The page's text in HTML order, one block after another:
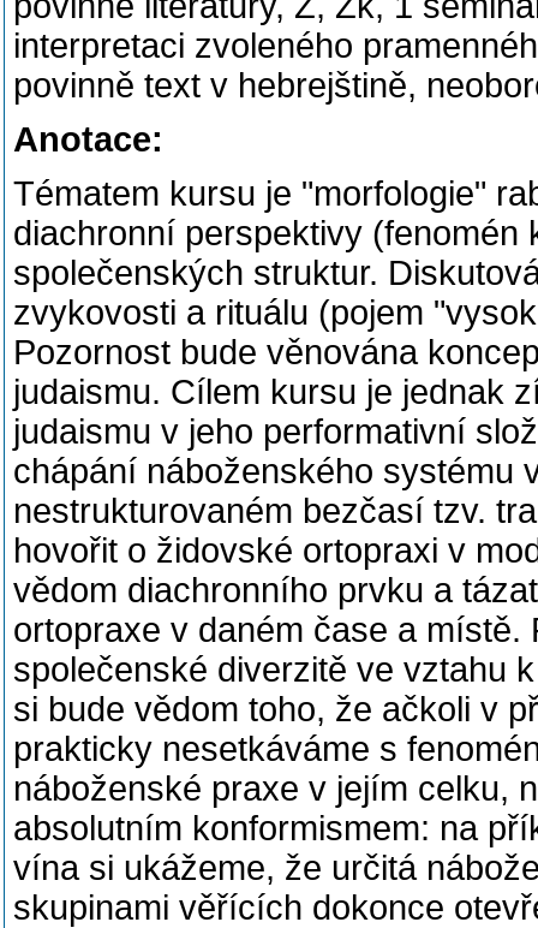
interpretaci zvoleného
povinně text v hebrejštině,
Anotace:
Tématem kursu je "morfologie"
diachronní perspektivy
společenských struktur.
zvykovosti a rituálu (pojem
Pozornost bude věnována
judaismu. Cílem kursu je jednak
judaismu v jeho performativní
chápání náboženského systému
nestrukturovaném bezčasí tzv.
hovořit o židovské ortopraxi v
vědom diachronního prvku a
ortopraxe v daném čase a
společenské diverzitě ve vztahu
si bude vědom toho, že ačkoli v
prakticky nesetkáváme s
náboženské praxe v jejím celku,
absolutním konformismem: na
vína si ukážeme, že určitá
skupinami věřících dokonce